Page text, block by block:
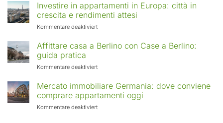
Investire in appartamenti in Europa: città in
crescita e rendimenti attesi
Kommentare deaktiviertfür
in
Europa:
in
crescita
rendimenti
Affittare casa a Berlino con Case a Berlino:
guida pratica
Kommentare deaktiviertfür
casa
a
Berlino
con
Mercato immobiliare Germania: dove conviene
comprare appartamenti oggi
Kommentare deaktiviertfür